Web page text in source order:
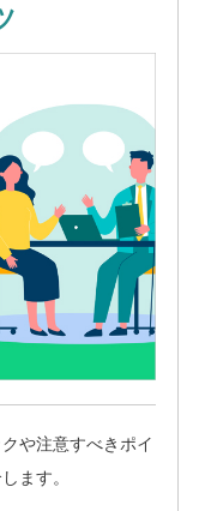
や注意すべきポイ
ます。